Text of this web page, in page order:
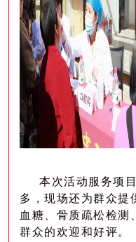
本次活动服务项
多，现场还为群众提
血糖、骨质疏松检测
群众的欢迎和好评。